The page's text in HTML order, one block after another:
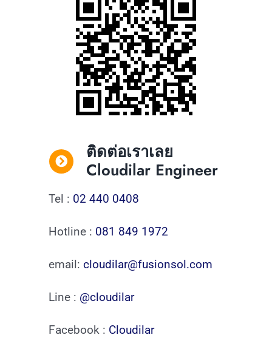
ติดต่อเราเลย
Cloudilar Engineer
Tel : 02 440 0408
Hotline : 081 849 1972
email: cloudilar@fusionsol.com
Line : @cloudilar
Facebook : Cloudilar